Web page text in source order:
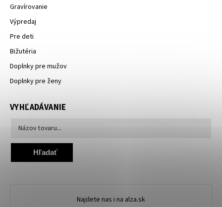
Gravírovanie
Výpredaj
Pre deti
Bižutéria
Doplnky pre mužov
Doplnky pre ženy
VYHĽADÁVANIE
Hľadať
Najdete nas i na alza.sk